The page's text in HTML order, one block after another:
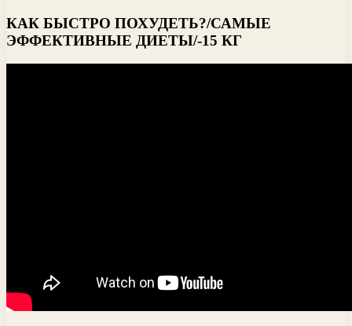
КАК БЫСТРО ПОХУДЕТЬ?/САМЫЕ
ЭФФЕКТИВНЫЕ ДИЕТЫ/-15 КГ